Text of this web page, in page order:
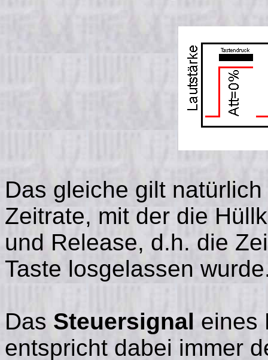
Das gleiche gilt
Zeitrate, mit der die
und Release, d.h. die
Taste losgelassen
Das Steuersignal eines
entspricht dabei immer